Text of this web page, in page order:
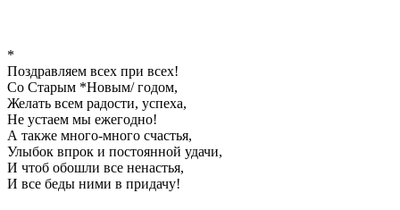
*
Поздравляем всех при всех!
Со Старым *Новым/ годом,
Желать всем радости, успеха,
Не устаем мы ежегодно!
А также много-много счастья,
Улыбок впрок и постоянной удачи,
И чтоб обошли все ненастья,
И все беды ними в придачу!